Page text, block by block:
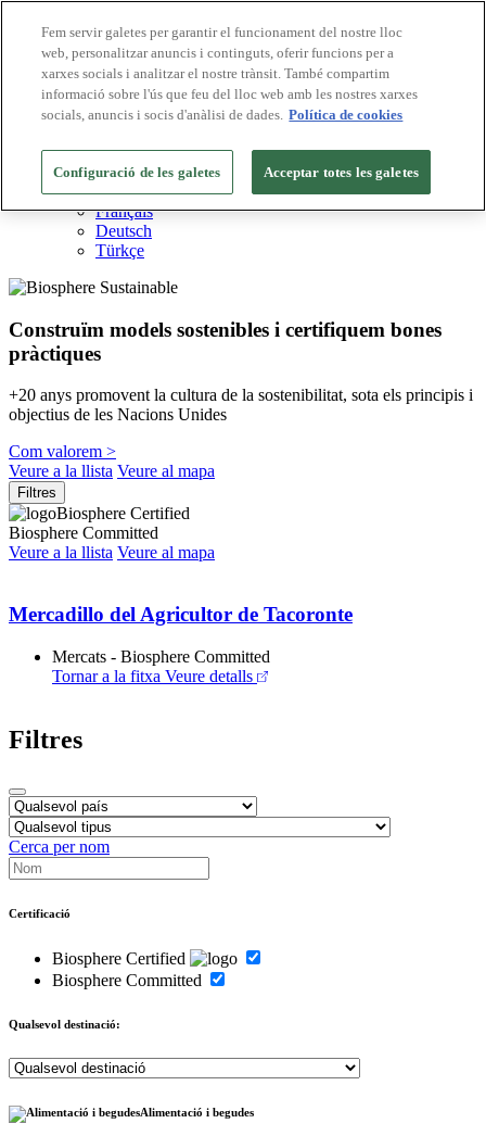
Destinacions Biosphere
Empreses Biosphere
Com valorem
Sobre nosaltres
English
Español
Português
Français
Deutsch
Türkçe
Construïm models sostenibles i certifiquem bones
pràctiques
+20 anys promovent la cultura de la sostenibilitat, sota els principis i
objectius de les Nacions Unides
Com valorem >
Veure a la llista Veure al mapa
Filtres
Biosphere Certified
Biosphere Committed
Veure a la llista Veure al mapa
Mercadillo del Agricultor de Tacoronte
Mercats - Biosphere Committed
Tornar a la fitxa Veure detalls
Filtres
Cerca per nom
Certificació
Biosphere Certified
Biosphere Committed
Qualsevol destinació:
Alimentació i begudes
Fem servir galetes per garantir el funcionament del nostre lloc
web, personalitzar anuncis i continguts, oferir funcions per a
xarxes socials i analitzar el nostre trànsit. També compartim
informació sobre l'ús que feu del lloc web amb les nostres xarxes
socials, anuncis i socis d'anàlisi de dades. Política de cookies
Configuració de les galetes Acceptar totes les galetes